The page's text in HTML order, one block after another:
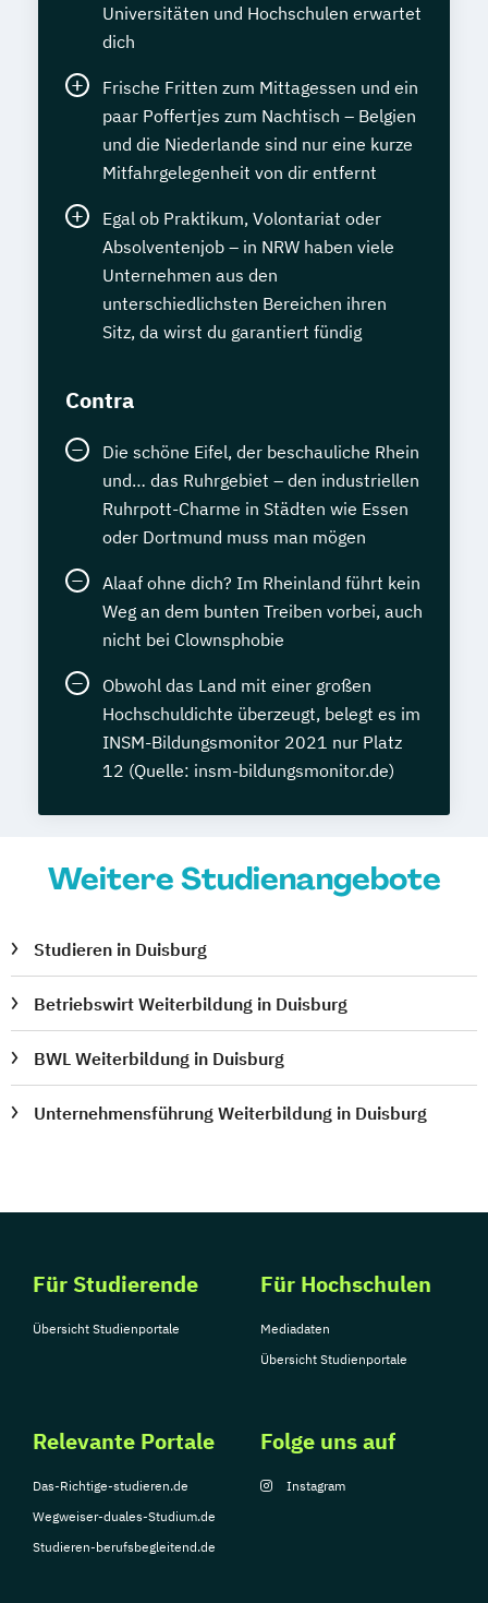
Universitäten und Hochschulen erwartet
dich
Frische Fritten zum Mittagessen und ein
paar Poffertjes zum Nachtisch – Belgien
und die Niederlande sind nur eine kurze
Mitfahrgelegenheit von dir entfernt
Egal ob Praktikum, Volontariat oder
Absolventenjob – in NRW haben viele
Unternehmen aus den
unterschiedlichsten Bereichen ihren
Sitz, da wirst du garantiert fündig
Contra
Die schöne Eifel, der beschauliche Rhein
und… das Ruhrgebiet – den industriellen
Ruhrpott-Charme in Städten wie Essen
oder Dortmund muss man mögen
Alaaf ohne dich? Im Rheinland führt kein
Weg an dem bunten Treiben vorbei, auch
nicht bei Clownsphobie
Obwohl das Land mit einer großen
Hochschuldichte überzeugt, belegt es im
INSM-Bildungsmonitor 2021 nur Platz
12 (Quelle: insm-bildungsmonitor.de)
Weitere Studienangebote
Studieren in Duisburg
Betriebswirt Weiterbildung in Duisburg
BWL Weiterbildung in Duisburg
Unternehmensführung Weiterbildung in Duisburg
Für Studierende
Übersicht Studienportale
Für Hochschulen
Mediadaten
Übersicht Studienportale
Relevante Portale
Das-Richtige-studieren.de
Wegweiser-duales-Studium.de
Studieren-berufsbegleitend.de
Folge uns auf
Instagram